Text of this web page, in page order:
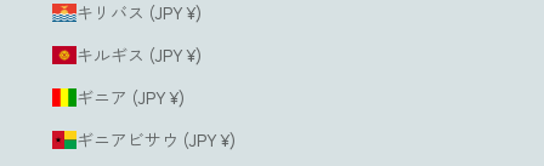
キリバス (JPY ¥)
キルギス (JPY ¥)
ギニア (JPY ¥)
ギニアビサウ (JPY ¥)